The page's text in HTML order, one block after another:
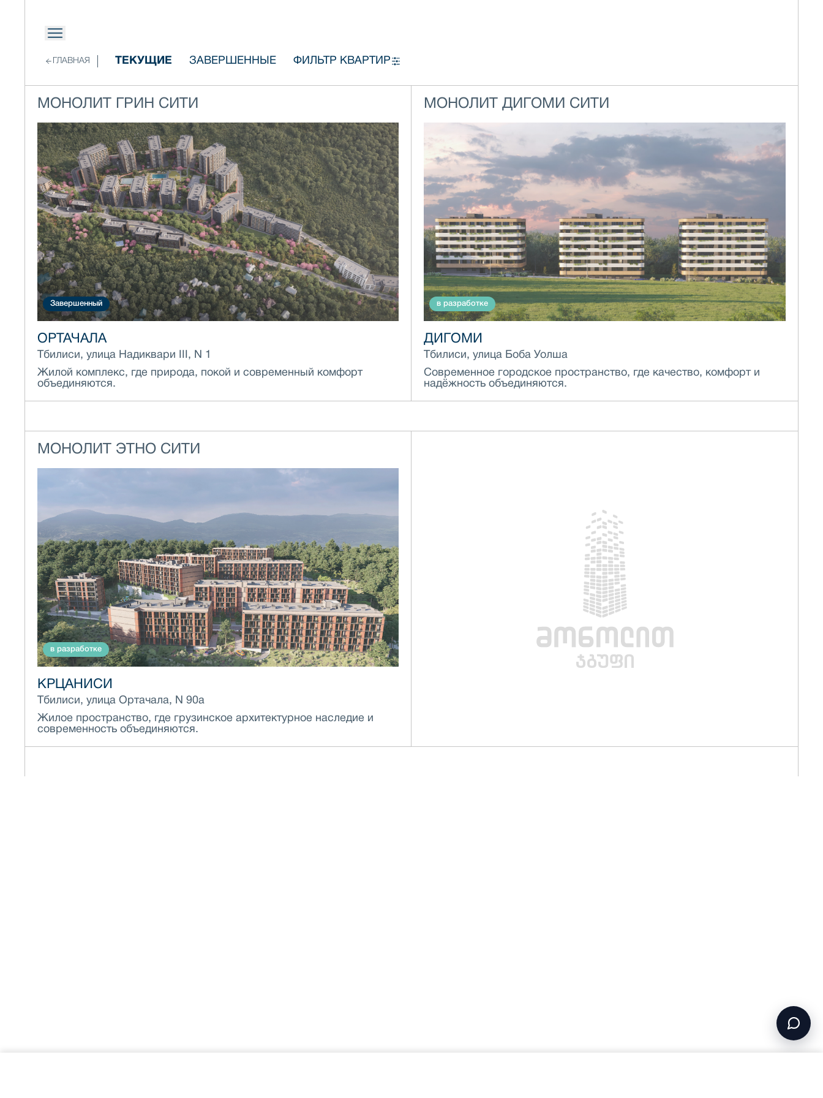
ГЛАВНАЯ ТЕКУЩИЕ ЗАВЕРШЕННЫЕ ФИЛЬТР КВАРТИР
МОНОЛИТ ГРИН СИТИ
Завершенный
ОРТАЧАЛА
Тбилиси, улица Надиквари III, N 1
Жилой комплекс, где природа, покой и современный комфорт
объединяются.
МОНОЛИТ ДИГОМИ СИТИ
в разработке
ДИГОМИ
Тбилиси, улица Боба Уолша
Современное городское пространство, где качество, комфорт и
надёжность объединяются.
МОНОЛИТ ЭТНО СИТИ
в разработке
КРЦАНИСИ
Тбилиси, улица Ортачала, N 90а
Жилое пространство, где грузинское архитектурное наследие и
современность объединяются.